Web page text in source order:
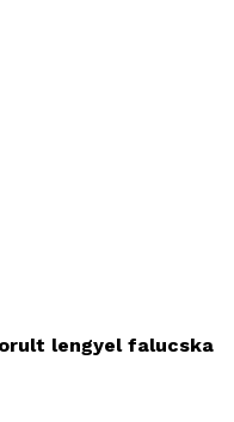
lengyel falucska